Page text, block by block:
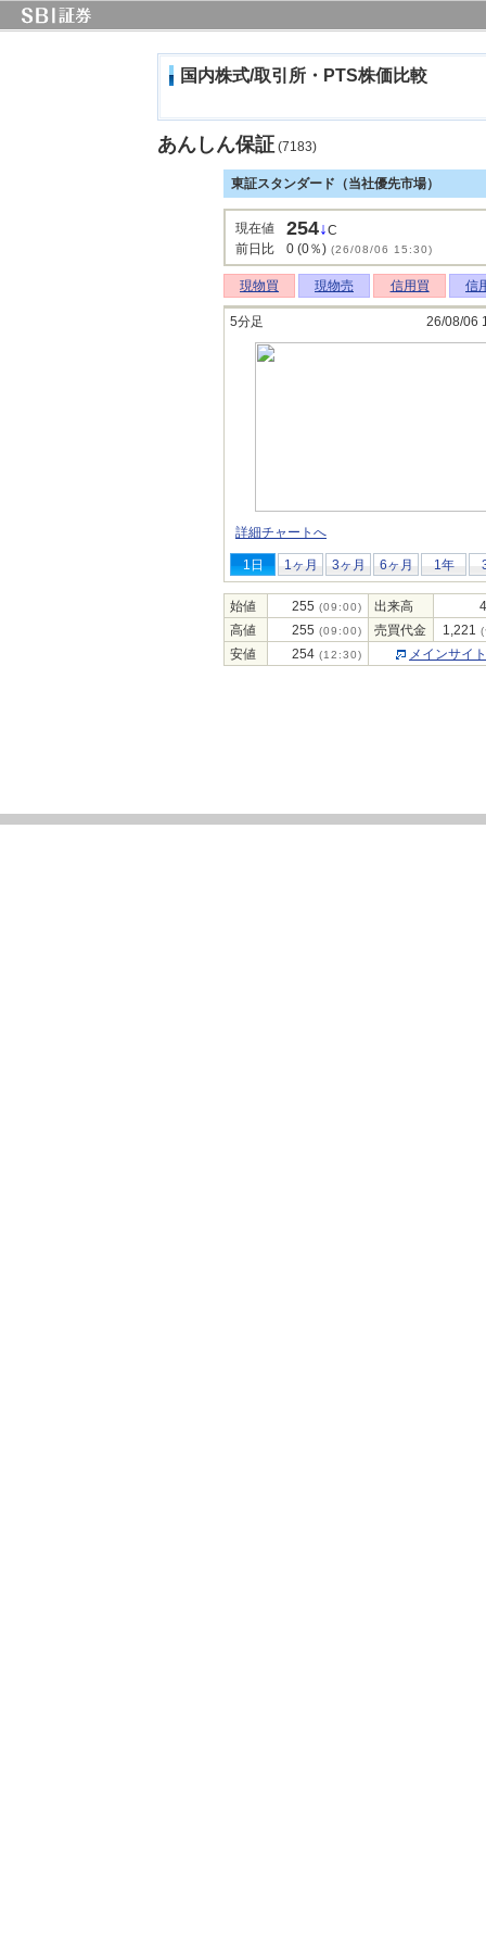
国内株式/取引所・PTS株価比較
あんしん保証 (7183)
東証スタンダード（当社優先市場）
現在値 254↓C
前日比
0 (0％) (26/08/06 15:30)
現物買 現物売 信用買 信
5分足 26/08/06
詳細チャートへ
1日 1ヶ月 3ヶ月 6ヶ月 1年
始値 255 (09:00) 出来高
高値
255 (09:00) 売買代金 1,221
安値 254 (12:30) メインサイ